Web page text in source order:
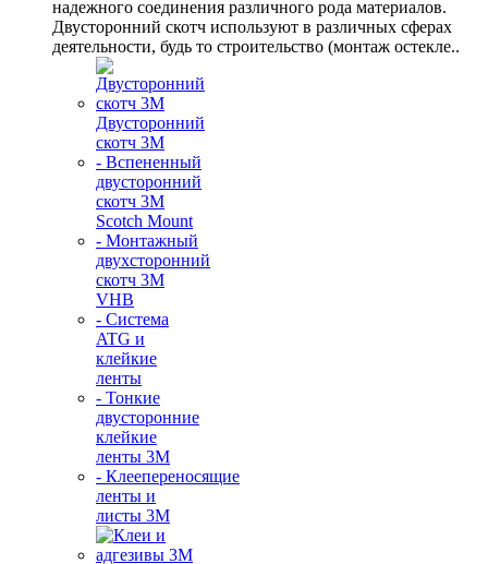
надежного соединения различного рода материалов.
Двусторонний скотч используют в различных сферах
деятельности, будь то строительство (монтаж остекле..
Двусторонний
скотч 3М
- Вспененный
двусторонний
скотч 3M
Scotch Mount
- Монтажный
двухсторонний
скотч 3М
VHB
- Система
ATG и
клейкие
ленты
- Тонкие
двусторонние
клейкие
ленты 3М
- Клеепереносящие
ленты и
листы 3М